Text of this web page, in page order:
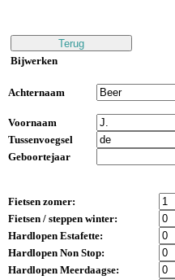
Bijwerken
Achternaam
Voornaam
Tussenvoegsel
Geboortejaar
Fietsen zomer:
Fietsen / steppen winter:
Hardlopen Estafette:
Hardlopen Non Stop:
Hardlopen Meerdaagse: